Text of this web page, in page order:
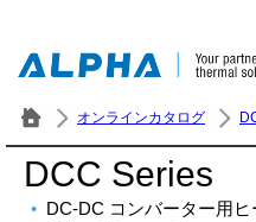
オンラインカタログ
DCC Series
DC-DC コンバーター用ヒ